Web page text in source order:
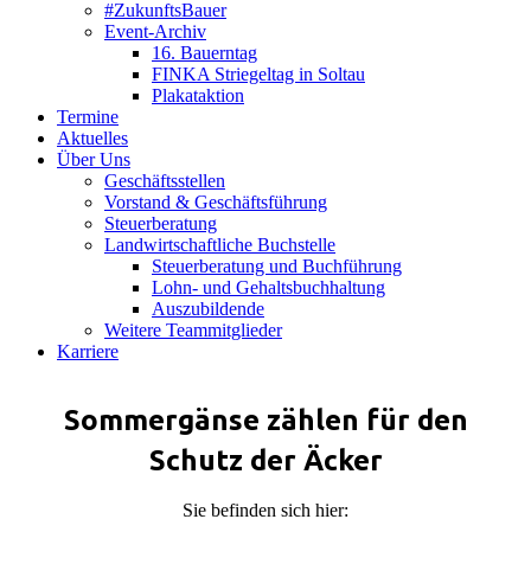
#ZukunftsBauer
Event-Archiv
16. Bauerntag
FINKA Striegeltag in Soltau
Plakataktion
Termine
Aktuelles
Über Uns
Geschäftsstellen
Vorstand & Geschäftsführung
Steuerberatung
Landwirtschaftliche Buchstelle
Steuerberatung und Buchführung
Lohn- und Gehaltsbuchhaltung
Auszubildende
Weitere Teammitglieder
Karriere
Sommergänse zählen für den
Schutz der Äcker
Sie befinden sich hier: